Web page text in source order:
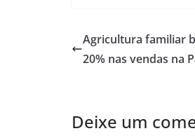
Agricultura familiar
20% nas vendas na
Deixe um